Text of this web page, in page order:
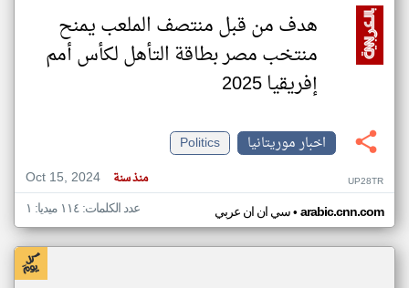
هدف من قبل منتصف الملعب يمنح
منتخب مصر بطاقة التأهل لكأس أمم
إفريقيا 2025
اخبار موريتانيا
Politics
Oct 15, 2024
منذ سنة UP28TR
سي ان ان عربي• arabic.cnn.com عدد الكلمات: ١١٤ ميديا: ١